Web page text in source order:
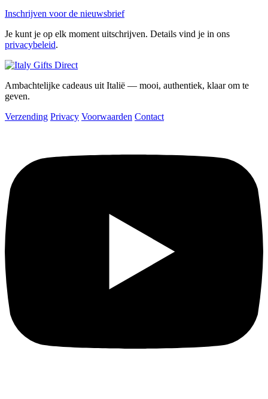
Inschrijven voor de nieuwsbrief
Je kunt je op elk moment uitschrijven. Details vind je in ons
privacybeleid.
Ambachtelijke cadeaus uit Italië — mooi, authentiek, klaar om te
geven.
Verzending Privacy Voorwaarden Contact